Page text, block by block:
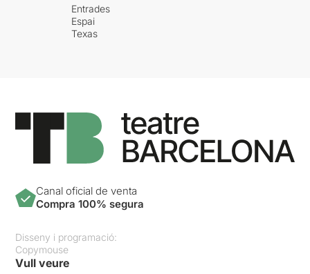
Entrades
Espai
Texas
Canal oficial de venta
Compra 100% segura
Disseny i programació:
Copymouse
Vull veure